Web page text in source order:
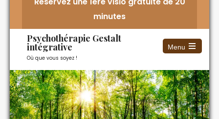
minutes
Psychothérapie Gestalt
intégrative
Où que vous soyez !
Menu